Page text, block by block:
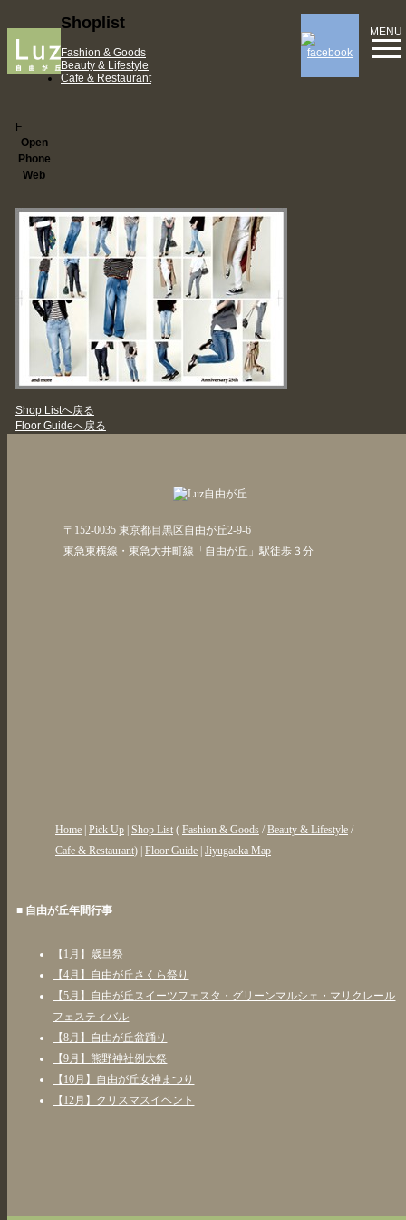
MENU
Shoplist
Fashion & Goods
Beauty & Lifestyle
Cafe & Restaurant
F
Open
Phone
Web
Shop Listへ戻る
Floor Guideへ戻る
〒152-0035 東京都目黒区自由が丘2-9-6
東急東横線・東急大井町線「自由が丘」駅徒歩３分
Home| Pick Up| Shop List( Fashion & Goods / Beauty & Lifestyle/
Cafe & Restaurant) | Floor Guide| Jiyugaoka Map
■ 自由が丘年間行事
【1月】歳旦祭
【4月】自由が丘さくら祭り
【5月】自由が丘スイーツフェスタ・グリーンマルシェ・マリクレール
フェスティバル
【8月】自由が丘盆踊り
【9月】熊野神社例大祭
【10月】自由が丘女神まつり
【12月】クリスマスイベント